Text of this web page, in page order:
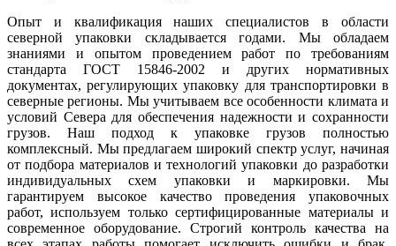
Опыт и квалификация наших специалистов в области
северной упаковки складывается годами. Мы обладаем
знаниями и опытом проведением работ по требованиям
стандарта ГОСТ 15846-2002 и других нормативных
документах, регулирующих упаковку для транспортировки в
северные регионы. Мы учитываем все особенности климата и
условий Севера для обеспечения надежности и сохранности
грузов. Наш подход к упаковке грузов полностью
комплексный. Мы предлагаем широкий спектр услуг, начиная
от подбора материалов и технологий упаковки до разработки
индивидуальных схем упаковки и маркировки. Мы
гарантируем высокое качество проведения упаковочных
работ, используем только сертифицированные материалы и
современное оборудование. Строгий контроль качества на